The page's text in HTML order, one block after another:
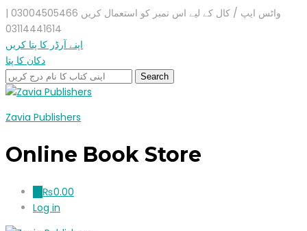
واٹس ایپ / کال کے لیے اس نمبر کو استعمال کریں 03004505466 |
03114441614
اپنے آرڈر کا پتا کریں
دکان کا پتا
Zavia Publishers
Online Book Store
₨0.00
Log in